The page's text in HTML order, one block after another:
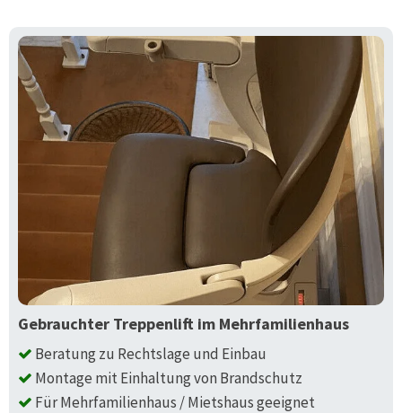
Gebrauchter Treppenlift im Mehrfamilienhaus
Beratung zu Rechtslage und Einbau
Montage mit Einhaltung von Brandschutz
Für Mehrfamilienhaus / Mietshaus geeignet